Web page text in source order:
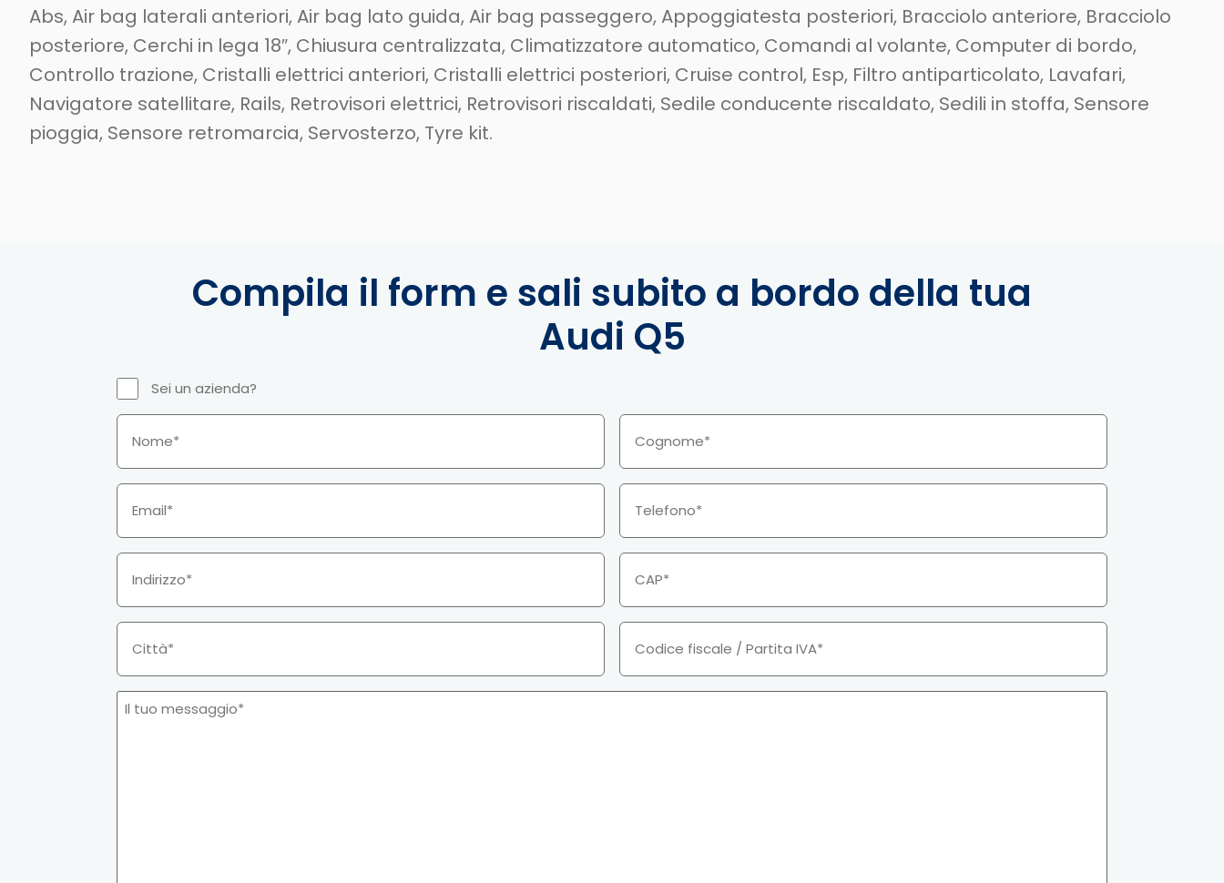
Abs, Air bag laterali anteriori, Air bag lato guida, Air bag passeggero, Appoggiatesta posteriori, Bracciolo anteriore, Bracciolo
posteriore, Cerchi in lega 18″, Chiusura centralizzata, Climatizzatore automatico, Comandi al volante, Computer di bordo,
Controllo trazione, Cristalli elettrici anteriori, Cristalli elettrici posteriori, Cruise control, Esp, Filtro antiparticolato, Lavafari,
Navigatore satellitare, Rails, Retrovisori elettrici, Retrovisori riscaldati, Sedile conducente riscaldato, Sedili in stoffa, Sensore
pioggia, Sensore retromarcia, Servosterzo, Tyre kit.
Compila il form e sali subito a bordo della tua
Audi Q5
Sei un azienda?